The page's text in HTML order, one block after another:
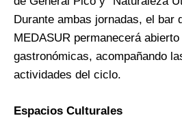
Durante ambas jornadas, el bar
MEDASUR permanecerá
gastronómicas, acompañando
actividades del ciclo.
Espacios Culturales